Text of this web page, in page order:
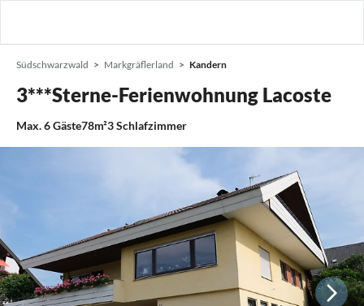
Südschwarzwald Markgräflerland Kandern
3***Sterne-Ferienwohnung Lacoste
Max.6Gäste78m²3Schlafzimmer